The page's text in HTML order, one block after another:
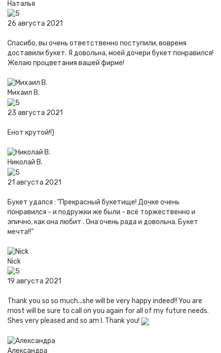
Наталья
26 августа 2021
Спасибо, вы очень ответственно поступили, вовремя
доставили букет. Я довольна, моей дочери букет понравился!
Желаю процветания вашей фирме!
Михаил В.
23 августа 2021
Енот крутой!!)
Николай В.
21 августа 2021
Букет удался : "Прекрасный букетище! Дочке очень
понравился - и подружки же были - всё торжественно и
эпично, как она любит . Она очень рада и довольна. Букет
мечта!!"
Nick
19 августа 2021
Thank you so so much...she will be very happy indeed!! You are
most will be sure to call on you again for all of my future needs.
Shes very pleased and so am I. Thank you!
Александра